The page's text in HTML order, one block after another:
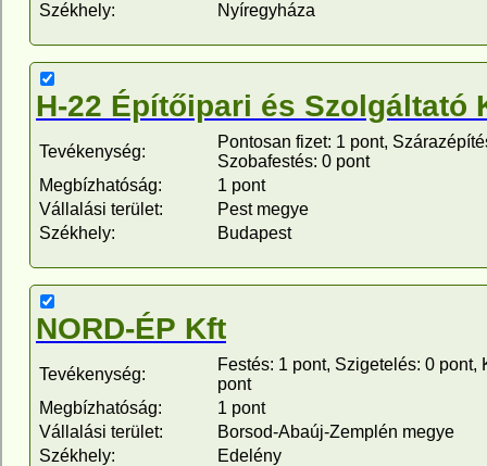
Székhely:
Nyíregyháza
H-22 Építőipari és Szolgáltató
Tevékenység:
Pontosan fizet: 1 pont,
Szobafestés: 0 pont
Megbízhatóság:
1 pont
Vállalási terület:
Pest megye
Székhely:
Budapest
NORD-ÉP Kft
Tevékenység:
Festés: 1 pont, Szigetelés: 0 pont,
pont
Megbízhatóság:
1 pont
Vállalási terület:
Borsod-Abaúj-Zemplén megye
Székhely:
Edelény